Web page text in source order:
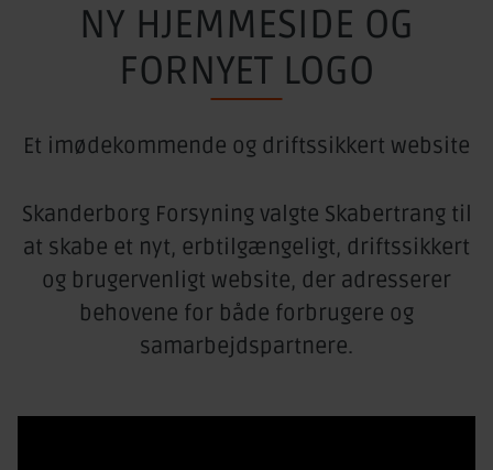
NY HJEMMESIDE OG
FORNYET LOGO
Et imødekommende og driftssikkert website
Skanderborg Forsyning valgte Skabertrang til
at skabe et nyt, erbtilgængeligt, driftssikkert
og brugervenligt website, der adresserer
behovene for både forbrugere og
samarbejdspartnere.